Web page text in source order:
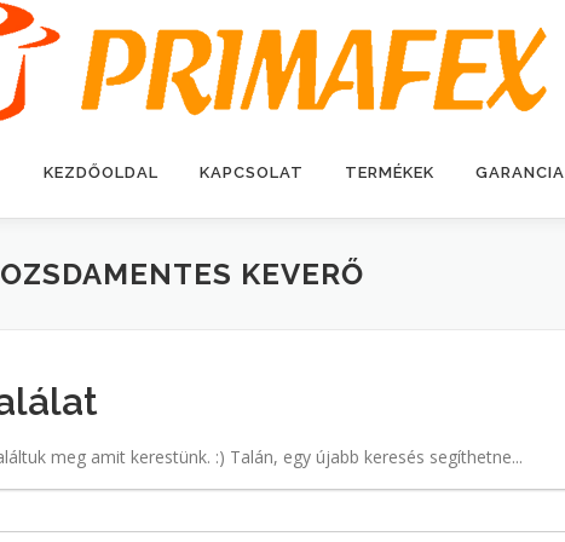
KEZDŐOLDAL KAPCSOLAT TERMÉKEK GARANCIA
KEVERŐ
meg amit kerestünk. :) Talán, egy újabb keresés segíthetne...